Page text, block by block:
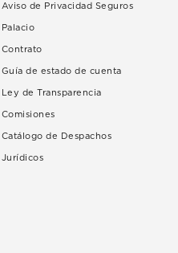
Aviso de Privacidad Seguros
Palacio
Contrato
Guía de estado de cuenta
Ley de Transparencia
Comisiones
Catálogo de Despachos
Jurídicos